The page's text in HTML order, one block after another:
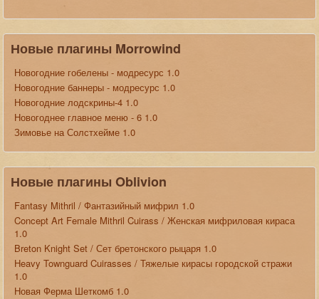
Новые плагины Morrowind
Новогодние гобелены - модресурс 1.0
Новогодние баннеры - модресурс 1.0
Новогодние лодскрины-4 1.0
Новогоднее главное меню - 6 1.0
Зимовье на Солстхейме 1.0
Новые плагины Oblivion
Fantasy Mithril / Фантазийный мифрил 1.0
Concept Art Female Mithril Cuirass / Женская мифриловая кираса
1.0
Breton Knight Set / Сет бретонского рыцаря 1.0
Heavy Townguard Cuirasses / Тяжелые кирасы городской стражи
1.0
Новая Ферма Шеткомб 1.0